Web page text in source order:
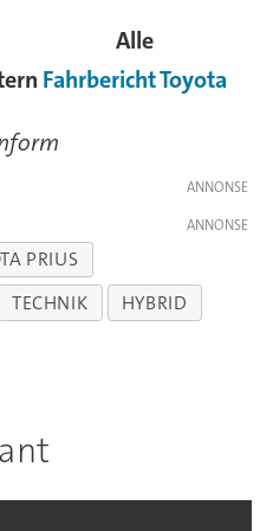
Alle
FahrberichtToyota
PRIUS
TECHNIK HYBRID